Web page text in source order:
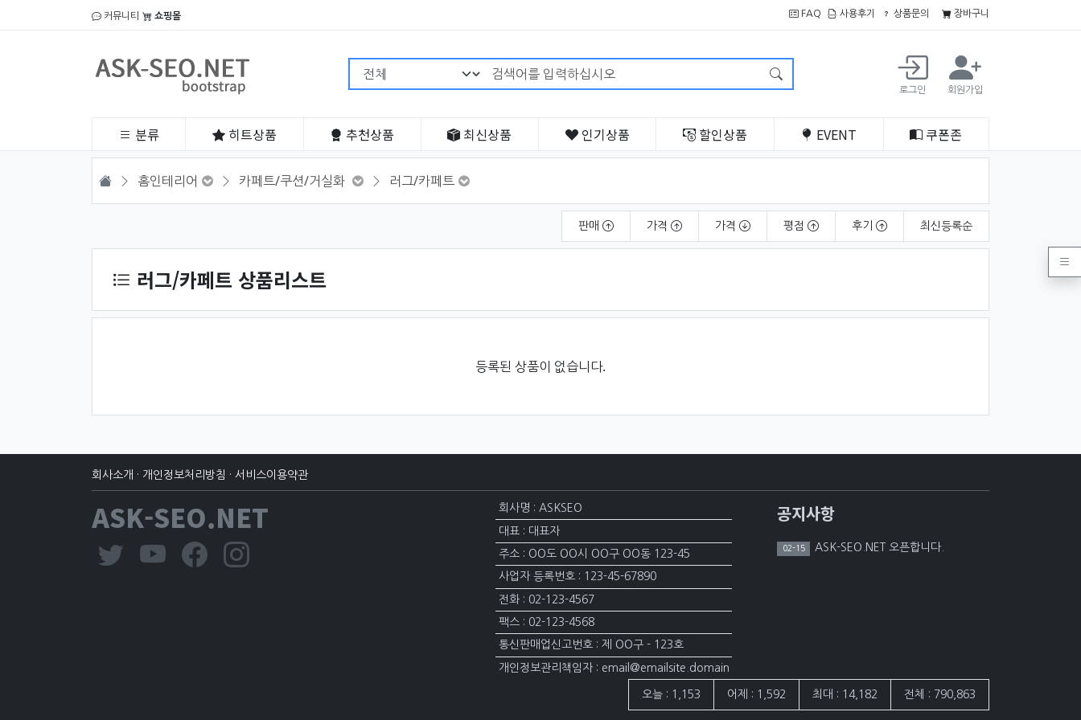
커뮤니티 쇼핑몰 FAQ 사용후기 상품문의 장바구니
검색어 필수
로그인 회원가입
분류 히트상품 추천상품 최신상품 인기상품 할인상품 EVENT 쿠폰존
HOME 홈인테리어 카페트/쿠션/거실화 러그/카페트
판매 가격 가격 평점 후기 최신등록순
러그/카페트 상품리스트
등록된 상품이 없습니다.
회사소개 · 개인정보처리방침 · 서비스이용약관
ASK-SEO.NET 회사명 : ASKSEO
대표 : 대표자
주소 : OO도 OO시 OO구 OO동 123-45
사업자 등록번호 : 123-45-67890
전화 : 02-123-4567
팩스 : 02-123-4568
통신판매업신고번호 : 제 OO구 - 123호
개인정보관리책임자 : email@emailsite.domain
공지사항
02-15 ASK-SEO.NET 오픈합니다.
접속자집계
오늘 : 1,153 어제 : 1,592 최대 : 14,182 전체 : 790,863